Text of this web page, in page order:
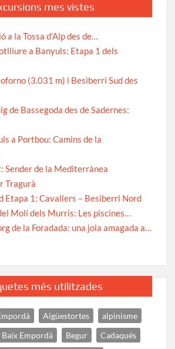
mes vistes
a la Tossa d’Alp des de…
a Banyuls: Etapa 1 dels
(3.031 m) i Besiberri Sud des
de Bassegoda des de Sadernes:
a Portbou: Camins de la
Sender de la Mediterrànea
Tragurà
Etapa 1: Cavallers – Besiberri Nord
Molí dels Murris: Les piscines…
de la Foradada: una joia amagada a…
més utilitzades
Aigüestortes
alpinisme
Baix Empordà Begur
Cadaqués